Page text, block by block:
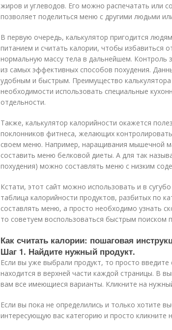
жиров и углеводов. Его можно распечатать или
позволяет поделиться меню с другими людьми
В первую очередь, калькулятор пригодится
питанием и считать калории, чтобы избавиться
нормальную массу тела в дальнейшем. Контроль
из самых эффективных способов похудения.
удобным и быстрым. Преимущество калькулятора
необходимости использовать специальные
отдельности.
Также, калькулятор калорийности окажется
поклонников фитнеса, желающих
своем меню. Например, наращивания мышечной
составить меню белковой диеты. А для так
похудения) можно составлять меню с низким
Кстати, этот сайт можно использовать и в
таблица калорийности продуктов, разбитых по
составлять меню, а просто необходимо узнать
то советуем воспользоваться быстрым поиском
Как считать калории: пошаговая
Шаг 1. Найдите нужный продукт.
Если вы уже выбрали продукт, то просто
находится в верхней части каждой страницы. В
вам все имеющиеся варианты. Кликните на
Если вы пока не определились и только хотите
интересующую вас категорию и просто кликните